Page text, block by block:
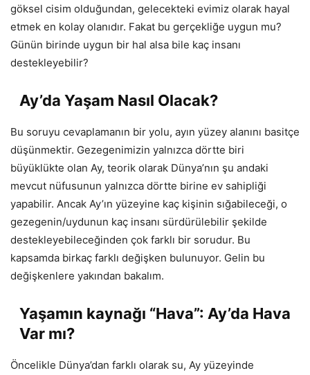
göksel cisim olduğundan, gelecekteki evimiz olarak hayal
etmek en kolay olanıdır. Fakat bu gerçekliğe uygun mu?
Günün birinde uygun bir hal alsa bile kaç insanı
destekleyebilir?
Ay’da Yaşam Nasıl Olacak?
Bu soruyu cevaplamanın bir yolu, ayın yüzey alanını basitçe
düşünmektir. Gezegenimizin yalnızca dörtte biri
büyüklükte olan Ay, teorik olarak Dünya’nın şu andaki
mevcut nüfusunun yalnızca dörtte birine ev sahipliği
yapabilir. Ancak Ay’ın yüzeyine kaç kişinin sığabileceği, o
gezegenin/uydunun kaç insanı sürdürülebilir şekilde
destekleyebileceğinden çok farklı bir sorudur. Bu
kapsamda birkaç farklı değişken bulunuyor. Gelin bu
değişkenlere yakından bakalım.
Yaşamın kaynağı “Hava”: Ay’da Hava
Var mı?
Öncelikle Dünya’dan farklı olarak su, Ay yüzeyinde